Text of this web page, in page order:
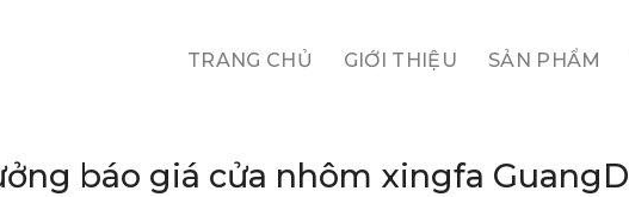
TRANG CHỦ GIỚI THIỆU SẢN PHẨM
báo giá cửa nhôm xingfa